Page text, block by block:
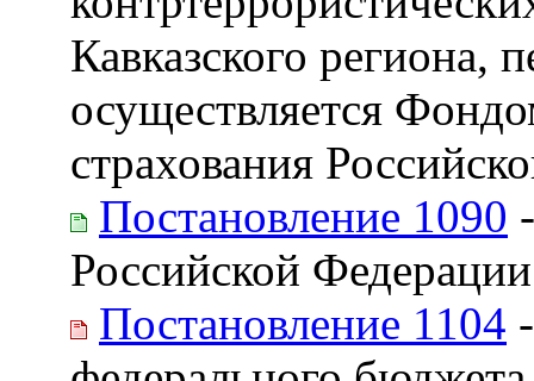
Кавказского региона,
осуществляется
страхования
Постановление 1090
Российской Федерации
Постановление 1104